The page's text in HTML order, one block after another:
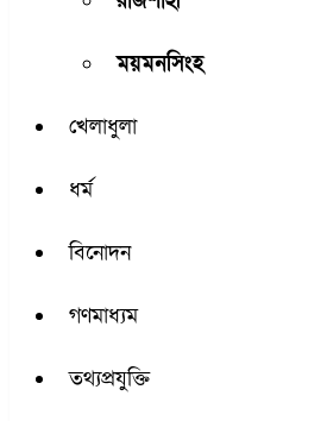
ময়মনসিংহ
খেলাধুলা
ধর্ম
বিনোদন
গণমাধ্যম
তথ্যপ্রযুক্তি